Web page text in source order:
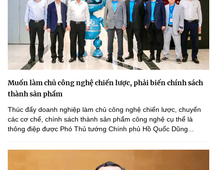
Muốn làm chủ công nghệ chiến lược, phải biến chính sách
thành sản phẩm
Thúc đẩy doanh nghiệp làm chủ công nghệ chiến lược, chuyển
các cơ chế, chính sách thành sản phẩm công nghệ cụ thể là
thông điệp được Phó Thủ tướng Chính phủ Hồ Quốc Dũng...